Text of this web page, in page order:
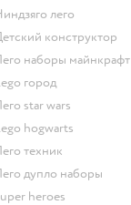
Ниндзяго лего
Детский конструктор
Лего наборы майнкрафт
Lego город
Лего star wars
Lego hogwarts
Лего техник
Лего дупло наборы
Super heroes